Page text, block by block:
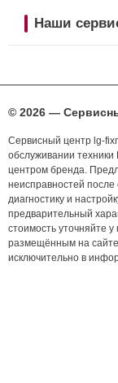
Наши
© 2026 —
Сервисный центр lg-
обслуживании
центром бренда.
неисправностей
диагностику и
предварительный
стоимость уточняйте
размещённым на
исключительно в